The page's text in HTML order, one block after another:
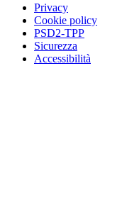
Privacy
Cookie policy
PSD2-TPP
Sicurezza
Accessibilità